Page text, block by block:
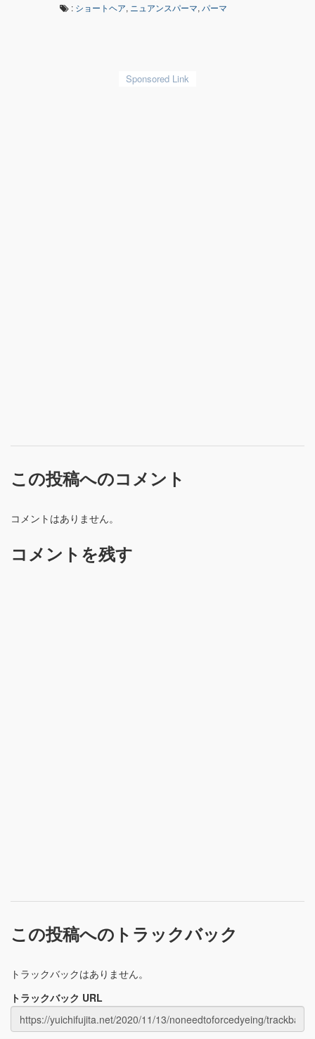
: ショートヘア, ニュアンスパーマ, パーマ
この投稿へのコメント
コメントはありません。
コメントを残す
この投稿へのトラックバック
トラックバックはありません。
トラックバック URL